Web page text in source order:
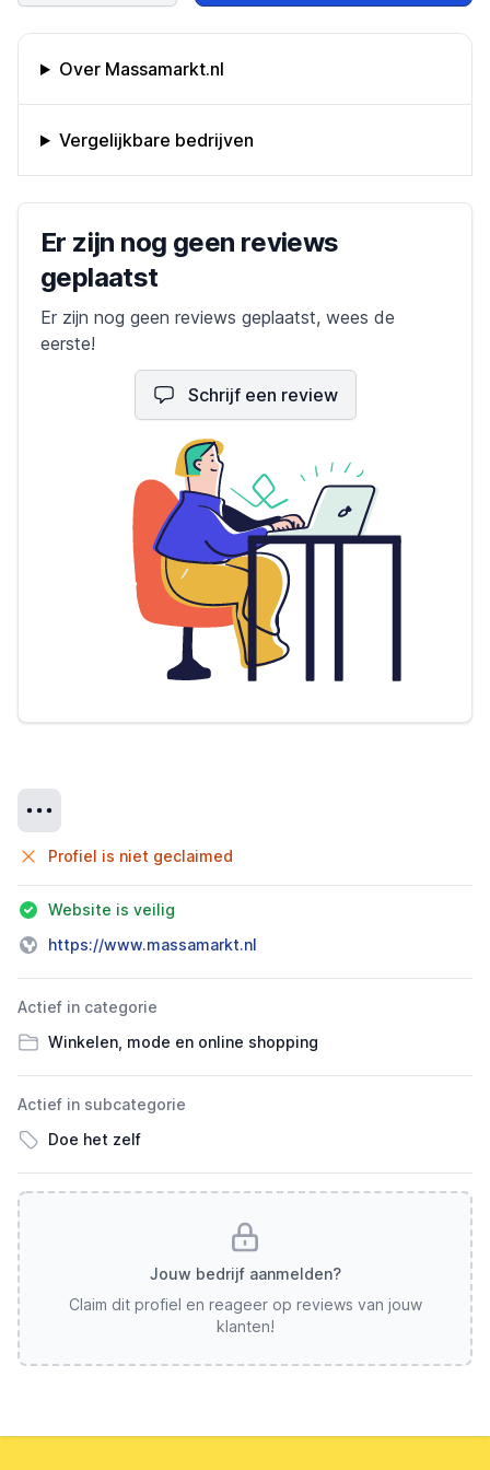
Omschrijving bedrijf
Over Massamarkt.nl
Vergelijkbare bedrijven
Bedrijfs reviews
Er zijn nog geen reviews
geplaatst
Er zijn nog geen reviews geplaatst, wees de
eerste!
Schrijf een review
Profiel is niet geclaimed
Website is veilig
https://www.massamarkt.nl
Actief in categorie
Winkelen, mode en online shopping
Actief in subcategorie
Doe het zelf
Jouw bedrijf aanmelden?
Claim dit profiel en reageer op reviews van jouw
klanten!